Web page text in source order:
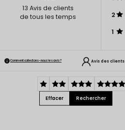
13 Avis de clients
de tous les temps
2
1
Comment collectons-nous les avis ? Avis des clients
Effacer Rechercher